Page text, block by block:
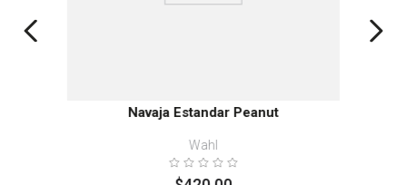
Navaja Estandar Peanut
Wahl